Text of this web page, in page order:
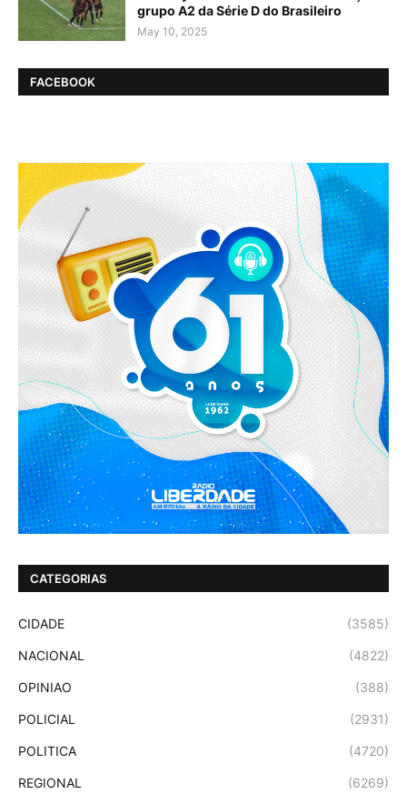
grupo A2 da Série D do Brasileiro
May 10, 2025
FACEBOOK
CATEGORIAS
CIDADE (3585)
NACIONAL (4822)
OPINIAO (388)
POLICIAL (2931)
POLITICA (4720)
REGIONAL (6269)